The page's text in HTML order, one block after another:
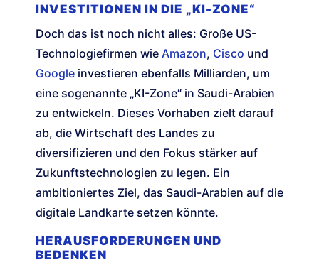
INVESTITIONEN IN DIE „KI-ZONE“
Doch das ist noch nicht alles: Große US-
Technologiefirmen wie Amazon, Cisco und
Google investieren ebenfalls Milliarden, um
eine sogenannte „KI-Zone“ in Saudi-Arabien
zu entwickeln. Dieses Vorhaben zielt darauf
ab, die Wirtschaft des Landes zu
diversifizieren und den Fokus stärker auf
Zukunftstechnologien zu legen. Ein
ambitioniertes Ziel, das Saudi-Arabien auf die
digitale Landkarte setzen könnte.
HERAUSFORDERUNGEN UND
BEDENKEN